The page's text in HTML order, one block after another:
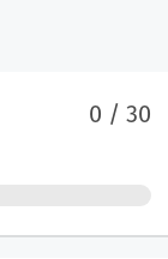
0 / 30